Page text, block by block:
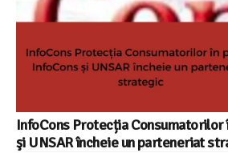
InfoCons Protecția Consumatorilor
şi UNSAR încheie un parteneriat